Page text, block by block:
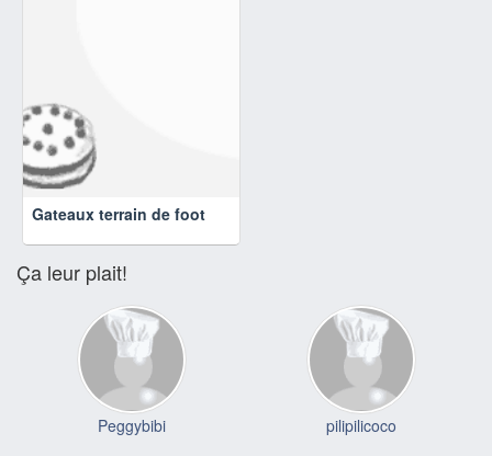
Gateaux terrain de foot
Ça leur plait!
Peggybibi pilipilicoco